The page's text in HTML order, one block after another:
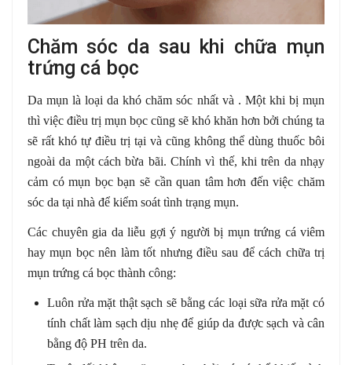
Chăm sóc da sau khi chữa mụn
trứng cá bọc
Da mụn là loại da khó chăm sóc nhất và . Một khi bị mụn
thì việc điều trị mụn bọc cũng sẽ khó khăn hơn bởi chúng ta
sẽ rất khó tự điều trị tại và cũng không thể dùng thuốc bôi
ngoài da một cách bừa bãi. Chính vì thế, khi trên da nhạy
cảm có mụn bọc bạn sẽ cần quan tâm hơn đến việc chăm
sóc da tại nhà để kiểm soát tình trạng mụn.
Các chuyên gia da liễu gợi ý người bị mụn trứng cá viêm
hay mụn bọc nên làm tốt nhưng điều sau để cách chữa trị
mụn trứng cá bọc thành công:
Luôn rửa mặt thật sạch sẽ bằng các loại sữa rửa mặt có
tính chất làm sạch dịu nhẹ để giúp da được sạch và cân
bằng độ PH trên da.